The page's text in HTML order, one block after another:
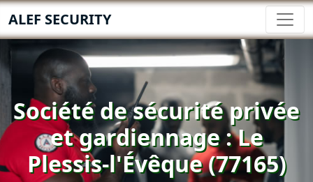
ALEF SECURITY
Société de sécurité privée
et gardiennage : Le
Plessis-l'Évêque (77165)